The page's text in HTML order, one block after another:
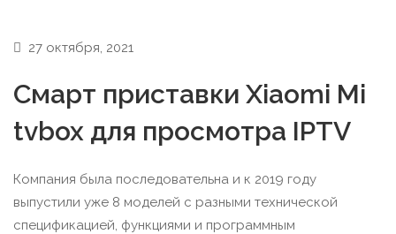
27 октября, 2021
Смарт приставки Xiaomi Mi
tvbox для просмотра IPTV
Компания была последовательна и к 2019 году
выпустили уже 8 моделей с разными технической
спецификацией, функциями и программным